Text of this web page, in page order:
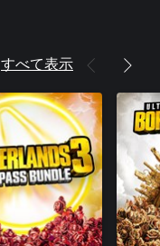
すべて表示